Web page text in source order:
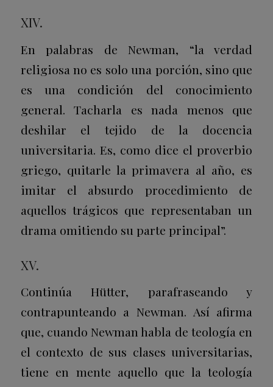
XIV.
En palabras de Newman, “la verdad
religiosa no es solo una porción, sino que
es una condición del conocimiento
general. Tacharla es nada menos que
deshilar el tejido de la docencia
universitaria. Es, como dice el proverbio
griego, quitarle la primavera al año, es
imitar el absurdo procedimiento de
aquellos trágicos que representaban un
drama omitiendo su parte principal”.
XV.
Continúa Hütter, parafraseando y
contrapunteando a Newman. Así afirma
que, cuando Newman habla de teología en
el contexto de sus clases universitarias,
tiene en mente aquello que la teología